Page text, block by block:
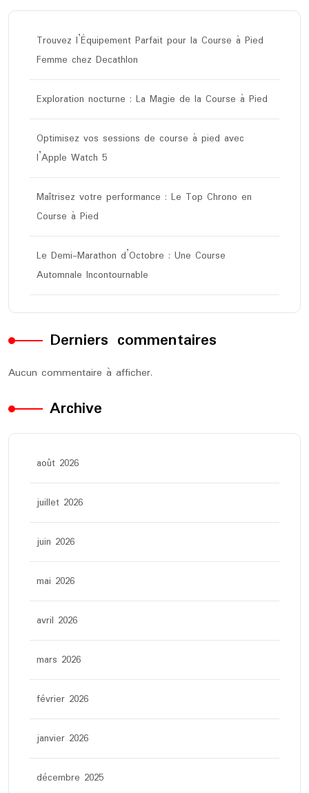
Trouvez l’Équipement Parfait pour la Course à Pied
Femme chez Decathlon
Exploration nocturne : La Magie de la Course à Pied
Optimisez vos sessions de course à pied avec
l’Apple Watch 5
Maîtrisez votre performance : Le Top Chrono en
Course à Pied
Le Demi-Marathon d’Octobre : Une Course
Automnale Incontournable
Derniers commentaires
Aucun commentaire à afficher.
Archive
août 2026
juillet 2026
juin 2026
mai 2026
avril 2026
mars 2026
février 2026
janvier 2026
décembre 2025